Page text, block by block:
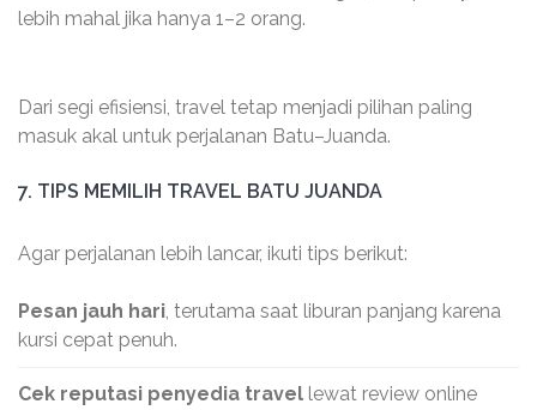
lebih mahal jika hanya 1–2 orang.
Dari segi efisiensi, travel tetap menjadi pilihan paling
masuk akal untuk perjalanan Batu–Juanda.
7. TIPS MEMILIH TRAVEL BATU JUANDA
Agar perjalanan lebih lancar, ikuti tips berikut:
Pesan jauh hari, terutama saat liburan panjang karena
kursi cepat penuh.
Cek reputasi penyedia travel lewat review online